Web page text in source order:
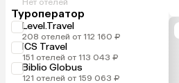
Туроператор
Level.Travel
208 отелей от 112 160 ₽
ICS Travel
151 отелей от 113 043 ₽
Biblio Globus
121 отелей от 159 063 ₽